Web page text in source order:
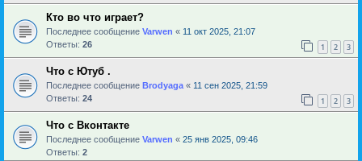
Кто во что играет?
Последнее сообщение Varwen « 11 окт 2025, 21:07
Ответы: 26 1 2 3
Что с Ютуб .
Последнее сообщение Brodyaga « 11 сен 2025, 21:59
Ответы: 24 1 2 3
Что с Вконтакте
Последнее сообщение Varwen « 25 янв 2025, 09:46
Ответы: 2